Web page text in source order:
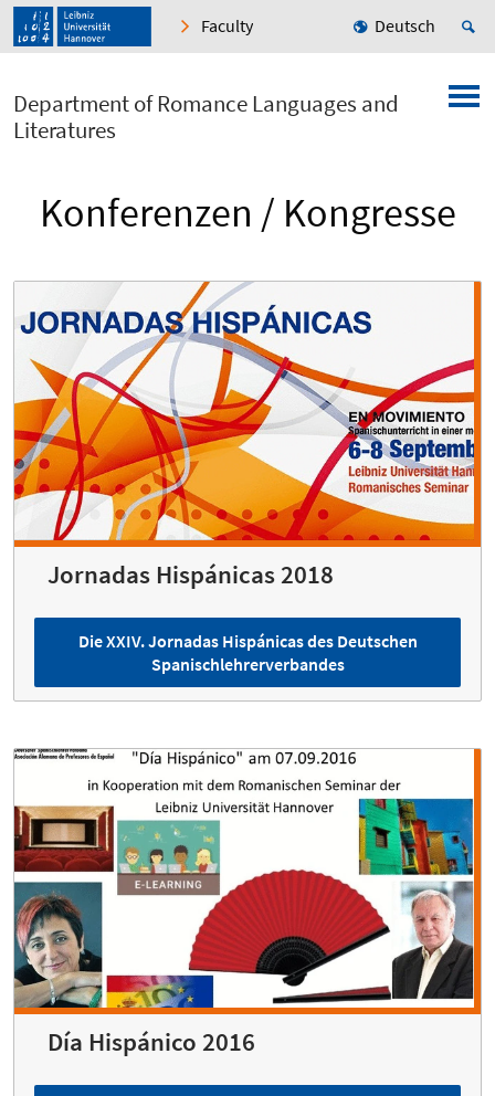
Faculty Deutsch
Department of Romance Languages and
Literatures
Konferenzen / Kongresse
Jornadas Hispánicas 2018
Die XXIV. Jornadas Hispánicas des Deutschen
Spanischlehrerverbandes
Día Hispánico 2016